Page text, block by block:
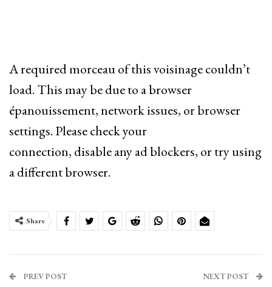
A required morceau of this voisinage couldn’t
load. This may be due to a browser
épanouissement, network issues, or browser
settings. Please check your
connection, disable any ad blockers, or try using
a different browser.
Share
PREV POST NEXT POST